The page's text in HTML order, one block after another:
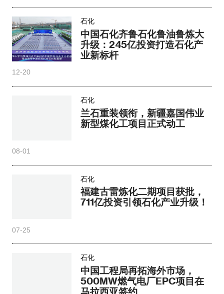
石化
中国石化齐鲁石化鲁油鲁炼大
升级：245亿投资打造石化产
业新标杆
12-20
石化
兰石重装领衔，新疆嘉国伟业
新型煤化工项目正式动工
08-01
石化
福建古雷炼化二期项目获批，
711亿投资引领石化产业升级！
07-25
石化
中国工程局再拓海外市场，
500MW燃气电厂EPC项目在
马拉西亚签约